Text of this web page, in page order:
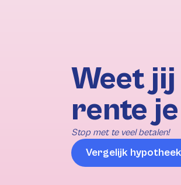
Weet jij
rente
Stop met te veel betalen!
Vergelijk